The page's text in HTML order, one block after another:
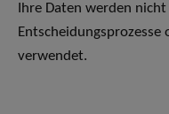
Ihre Daten werden
verwendet.